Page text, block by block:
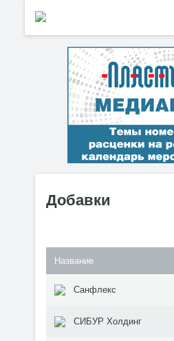
Добавки
Название
Санфлекс
СИБУР Холдинг